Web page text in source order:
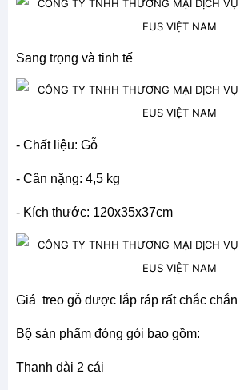
Sang trọng và tinh tế
- Chất liệu: Gỗ
- Cân nặng: 4,5 kg
- Kích thước: 120x35x37cm
Giá treo gỗ được lắp ráp rất chắc chắn
Bộ sản phẩm đóng gói bao gồm:
Thanh dài 2 cái